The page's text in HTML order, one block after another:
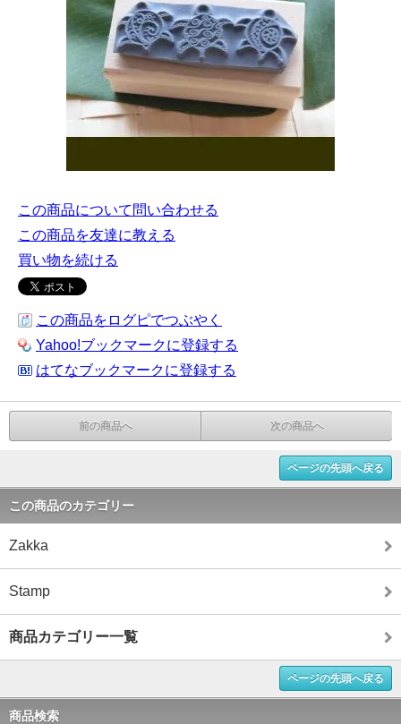
この商品について問い合わせる
この商品を友達に教える
買い物を続ける
この商品をログピでつぶやく
Yahoo!ブックマークに登録する
はてなブックマークに登録する
前の商品へ 次の商品へ
ページの先頭へ戻る
この商品のカテゴリー
Zakka
Stamp
商品カテゴリー一覧
ページの先頭へ戻る
商品検索